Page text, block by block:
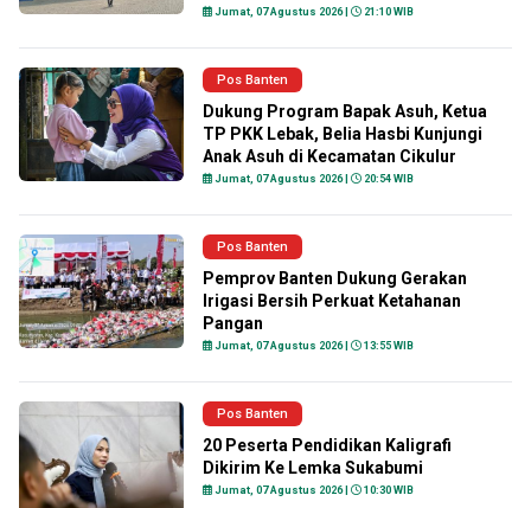
Jumat, 07 Agustus 2026 | 21:10 WIB
Pos Banten
Dukung Program Bapak Asuh, Ketua
TP PKK Lebak, Belia Hasbi Kunjungi
Anak Asuh di Kecamatan Cikulur
Jumat, 07 Agustus 2026 | 20:54 WIB
Pos Banten
Pemprov Banten Dukung Gerakan
Irigasi Bersih Perkuat Ketahanan
Pangan
Jumat, 07 Agustus 2026 | 13:55 WIB
Pos Banten
20 Peserta Pendidikan Kaligrafi
Dikirim Ke Lemka Sukabumi
Jumat, 07 Agustus 2026 | 10:30 WIB